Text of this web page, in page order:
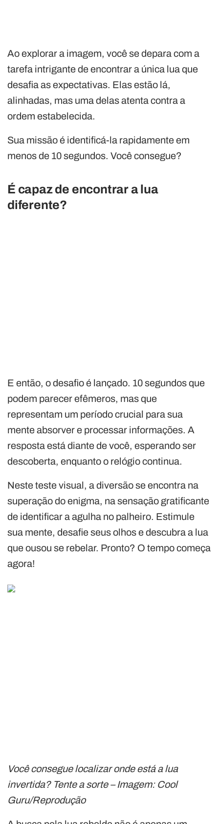
Ao explorar a imagem, você se depara com a
tarefa intrigante de encontrar a única lua que
desafia as expectativas. Elas estão lá,
alinhadas, mas uma delas atenta contra a
ordem estabelecida.
Sua missão é identificá-la rapidamente em
menos de 10 segundos. Você consegue?
É capaz de encontrar a lua
diferente?
E então, o desafio é lançado. 10 segundos que
podem parecer efêmeros, mas que
representam um período crucial para sua
mente absorver e processar informações. A
resposta está diante de você, esperando ser
descoberta, enquanto o relógio continua.
Neste teste visual, a diversão se encontra na
superação do enigma, na sensação gratificante
de identificar a agulha no palheiro. Estimule
sua mente, desafie seus olhos e descubra a lua
que ousou se rebelar. Pronto? O tempo começa
agora!
Você consegue localizar onde está a lua
invertida? Tente a sorte – Imagem: Cool
Guru/Reprodução